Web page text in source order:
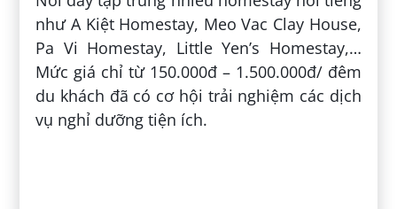
Không gian phòng ốc rộng rãi, sạch sẽ và
trang trí nhiều đồ dùng tiện ích đáp ứng